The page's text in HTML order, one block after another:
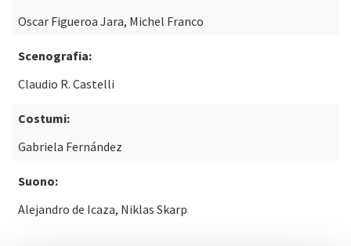
Oscar Figueroa Jara, Michel Franco
Scenografia:
Claudio R. Castelli
Costumi:
Gabriela Fernández
Suono:
Alejandro de Icaza, Niklas Skarp